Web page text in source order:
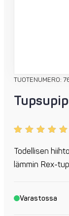
TUOTENUMERO:
5:stä
perustuen
asiakkaan
Todellisen
lämmin Rex-
Varastossa